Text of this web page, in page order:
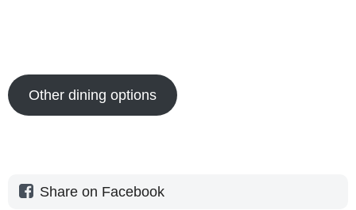
Other dining options
Share on Facebook